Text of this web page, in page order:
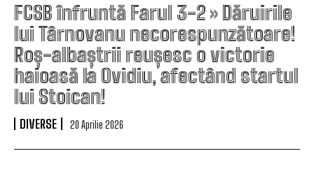
FCSB înfruntă Farul 3-2 » Dăruirile
lui Târnovanu necorespunzătoare!
Roș-albaștrii reușesc o victorie
haioasă la Ovidiu, afectând startul
lui Stoican!
DIVERSE 20 Aprilie 2026